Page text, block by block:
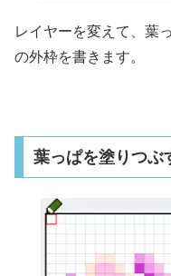
レイヤーを変えて、葉
の外枠を書きます。
葉っぱを塗りつぶ